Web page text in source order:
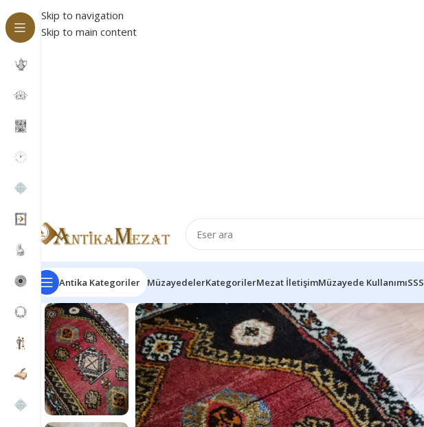
Skip to navigation
Skip to main content
Antika Kategoriler MüzayedelerKategorilerMezat İletişimMüzayede KullanımıSSS